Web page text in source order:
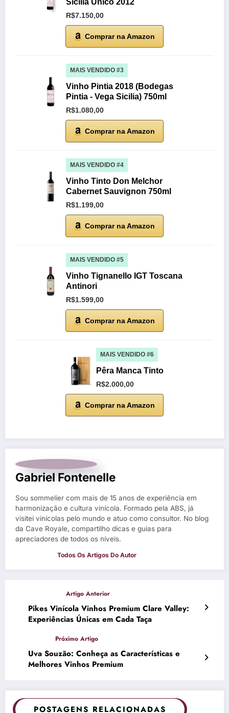
R$7.150,00
Comprar na Amazon
MAIS VENDIDO #3
Vinho Pintia 2018 (Bodegas
Pintia - Vega Sicilia) 750ml
R$1.080,00
Comprar na Amazon
MAIS VENDIDO #4
Vinho Tinto Don Melchor
Cabernet Sauvignon 750ml
R$1.199,00
Comprar na Amazon
MAIS VENDIDO #5
Vinho Tignanello IGT Toscana
Antinori
R$1.599,00
Comprar na Amazon
MAIS VENDIDO #6
Pêra Manca Tinto
R$2.000,00
Comprar na Amazon
Gabriel Fontenelle
Sou sommelier com mais de 15 anos de experiência em
harmonização e cultura vinícola. Formado pela ABS, já
visitei vinícolas pelo mundo e atuo como consultor. No blog
da Cave Royale, compartilho dicas e guias para
apreciadores de todos os níveis.
Pikes Vinícola Vinhos Premium Clare Valley:
Experiências Únicas em Cada Taça
Uva Souzão: Conheça as Características e
Melhores Vinhos Premium
POSTAGENS RELACIONADAS